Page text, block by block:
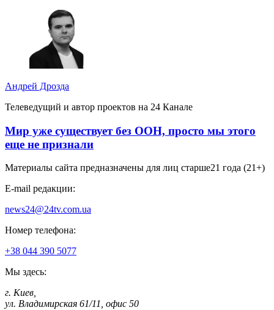
Андрей Дрозда
Телеведущий и автор проектов на 24 Канале
Мир уже существует без ООН, просто мы этого
еще не признали
Материалы сайта предназначены для лиц старше21 года (21+)
E-mail редакции:
news24@24tv.com.ua
Номер телефона:
+38 044 390 5077
Мы здесь:
г. Киев
ул. Владимирская 61/11, офис 50